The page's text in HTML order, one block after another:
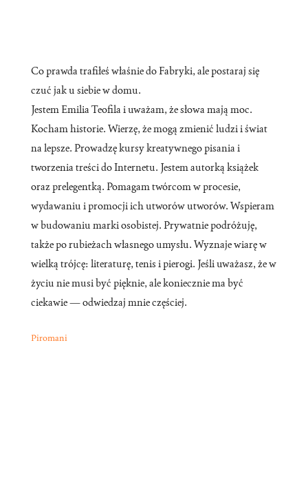
Co prawda trafiłeś właśnie do Fabryki, ale postaraj się
czuć jak u siebie w domu.
Jestem Emilia Teofila i uważam, że słowa mają moc.
Kocham historie. Wierzę, że mogą zmienić ludzi i świat
na lepsze. Prowadzę kursy kreatywnego pisania i
tworzenia treści do Internetu. Jestem autorką książek
oraz prelegentką. Pomagam twórcom w procesie,
wydawaniu i promocji ich utworów utworów. Wspieram
w budowaniu marki osobistej. Prywatnie podróżuję,
także po rubieżach własnego umysłu. Wyznaje wiarę w
wielką trójcę: literaturę, tenis i pierogi. Jeśli uważasz, że w
życiu nie musi być pięknie, ale koniecznie ma być
ciekawie — odwiedzaj mnie częściej.
Piromani